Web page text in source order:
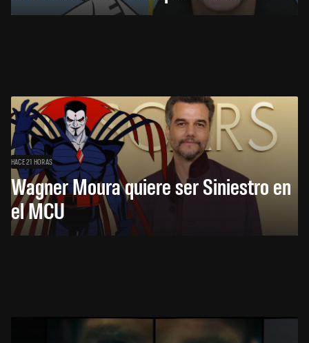
HACE 21 HORAS
Wagner Moura quiere ser Siniestro en
el MCU